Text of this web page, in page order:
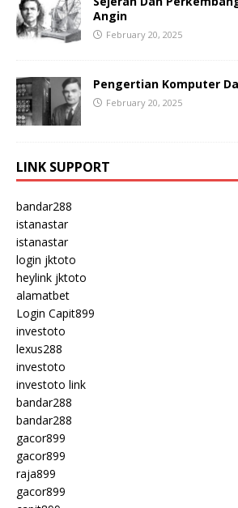
Angin
February 20, 2025
Pengertian Komputer
February 20, 2025
LINK SUPPORT
bandar288
istanastar
istanastar
login jktoto
heylink jktoto
alamatbet
Login Capit899
investoto
lexus288
investoto
investoto link
bandar288
bandar288
gacor899
gacor899
raja899
gacor899